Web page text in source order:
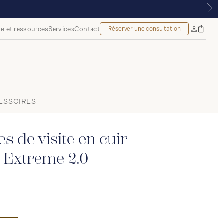
et ressourcesServicesContact Réserver une consultation
Mon
compte
Sac
à
de visite en cuir
2.0